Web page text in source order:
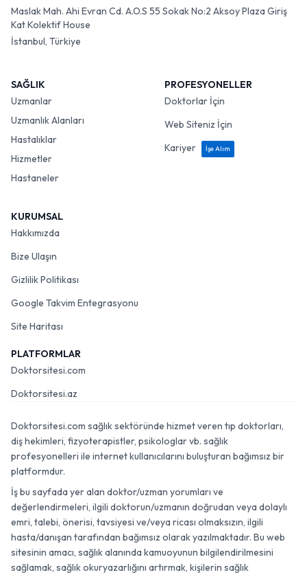
Maslak Mah. Ahi Evran Cd. A.O.S 55 Sokak No:2 Aksoy Plaza Giriş
Kat Kolektif House
İstanbul, Türkiye
SAĞLIK
Uzmanlar
Uzmanlık Alanları
Hastalıklar
Hizmetler
Hastaneler
PROFESYONELLER
Doktorlar İçin
Web Siteniz İçin
Kariyer
İşe Alım
KURUMSAL
Hakkımızda
Bize Ulaşın
Gizlilik Politikası
Google Takvim Entegrasyonu
Site Haritası
PLATFORMLAR
Doktorsitesi.com
Doktorsitesi.az
Doktorsitesi.com sağlık sektöründe hizmet veren tıp doktorları,
diş hekimleri, fizyoterapistler, psikologlar vb. sağlık
profesyonelleri ile internet kullanıcılarını buluşturan bağımsız bir
platformdur.
İş bu sayfada yer alan doktor/uzman yorumları ve
değerlendirmeleri, ilgili doktorun/uzmanın doğrudan veya dolaylı
emri, talebi, önerisi, tavsiyesi ve/veya ricası olmaksızın, ilgili
hasta/danışan tarafından bağımsız olarak yazılmaktadır. Bu web
sitesinin amacı, sağlık alanında kamuoyunun bilgilendirilmesini
sağlamak, sağlık okuryazarlığını artırmak, kişilerin sağlık